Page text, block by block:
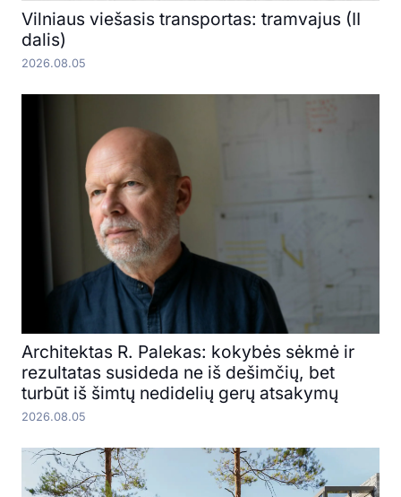
Vilniaus viešasis transportas: tramvajus (II
dalis)
2026.08.05
Architektas R. Palekas: kokybės sėkmė ir
rezultatas susideda ne iš dešimčių, bet
turbūt iš šimtų nedidelių gerų atsakymų
2026.08.05